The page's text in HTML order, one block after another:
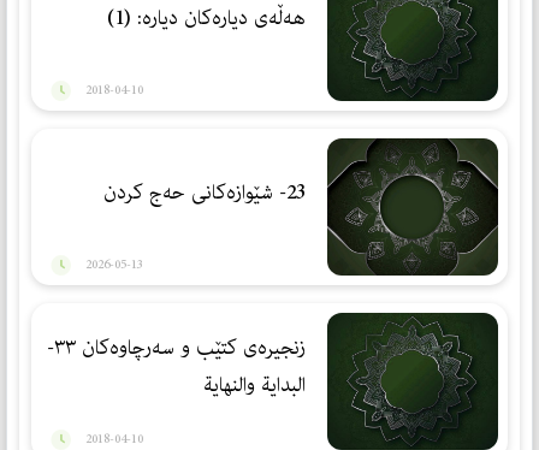
هه‌ڵه‌ی دياره‌كان دياره‌: (1)
2018-04-10
23- شێوازەكانی حەج كردن
2026-05-13
زنجیرەی کتێب و سەرچاوەکان ٣٣-
البداية والنهاية
2018-04-10